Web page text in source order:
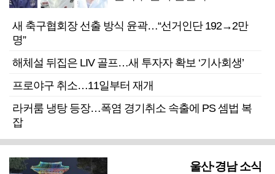
새 축구협회장 선출 방식 윤곽…“선거인단 192→2만
명”
해체설 뒤집은 LIV 골프…새 투자자 확보 ‘기사회생’
프로야구 취소…11일부터 재개
라커룸 냉탕 등장…폭염 경기취소 속출에 PS 셈법 복
잡
울산·경남 소식